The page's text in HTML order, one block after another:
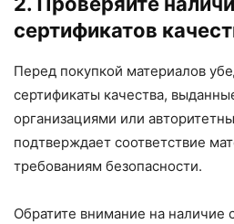
сертификатов
Перед покупкой материалов
сертификаты качества,
организациями или
подтверждает соответствие
требованиям безопасности.
Обратите внимание на наличие